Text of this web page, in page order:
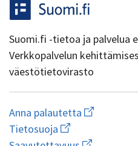
Suomi.fi -tietoa ja palvelua
Verkkopalvelun
väestötietovirasto
Anna palautetta Aloita
uuden
kirjoitus
Tietosuoja Avaa
linkki Avaa